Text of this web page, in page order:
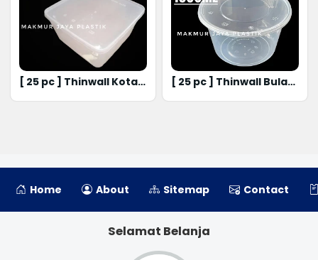
[ 25 pc ] Thinwall Kotak
[ 25 pc ] Thinwall Bulat
Home About Sitemap Contact
Selamat Belanja